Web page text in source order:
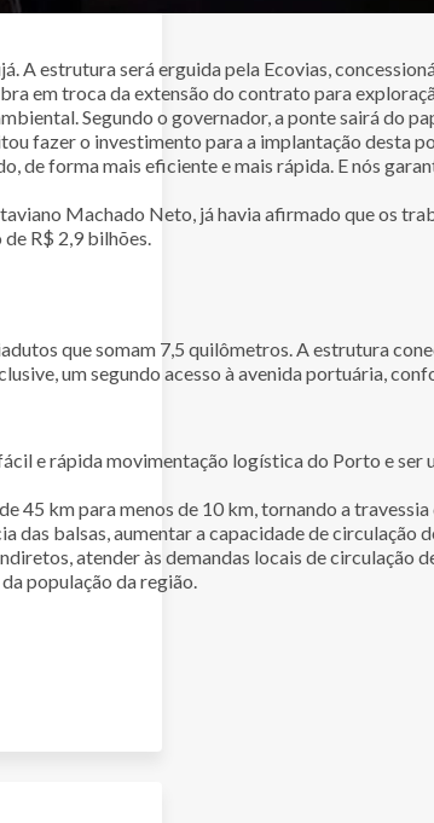
A estrutura será erguida pela Ecovias,
em troca da extensão do contrato para
Segundo o governador, a ponte sairá do
fazer o investimento para a implantação desta
de forma mais eficiente e mais rápida. E nós
Machado Neto, já havia afirmado que os
R$ 2,9 bilhões.
que somam 7,5 quilômetros. A estrutura
um segundo acesso à avenida portuária,
e rápida movimentação logística do Porto e ser
45 km para menos de 10 km, tornando a travessia
das balsas, aumentar a capacidade de circulação
atender às demandas locais de circulação
população da região.